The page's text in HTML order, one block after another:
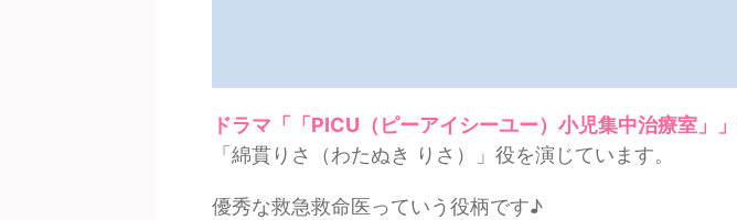
ドラマ「「PICU（ピーアイシーユー）小児集中治療室」」
「綿貫りさ（わたぬき りさ）」役を演じています。
優秀な救急救命医っていう役柄です♪